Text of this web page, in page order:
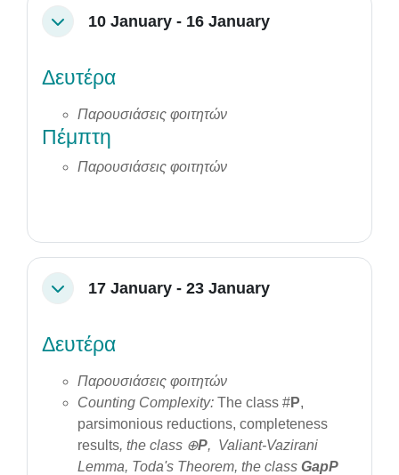
Collapse10 January - 16 January
Δευτέρα
Παρουσιάσεις φοιτητών
Πέμπτη
Παρουσιάσεις φοιτητών
Collapse17 January - 23 January
Δευτέρα
Παρουσιάσεις φοιτητών
Counting Complexity: The class #P,
parsimonious reductions, completeness
results, the class ⊕P, Valiant-Vazirani
Lemma, Toda's Theorem, the class GapP